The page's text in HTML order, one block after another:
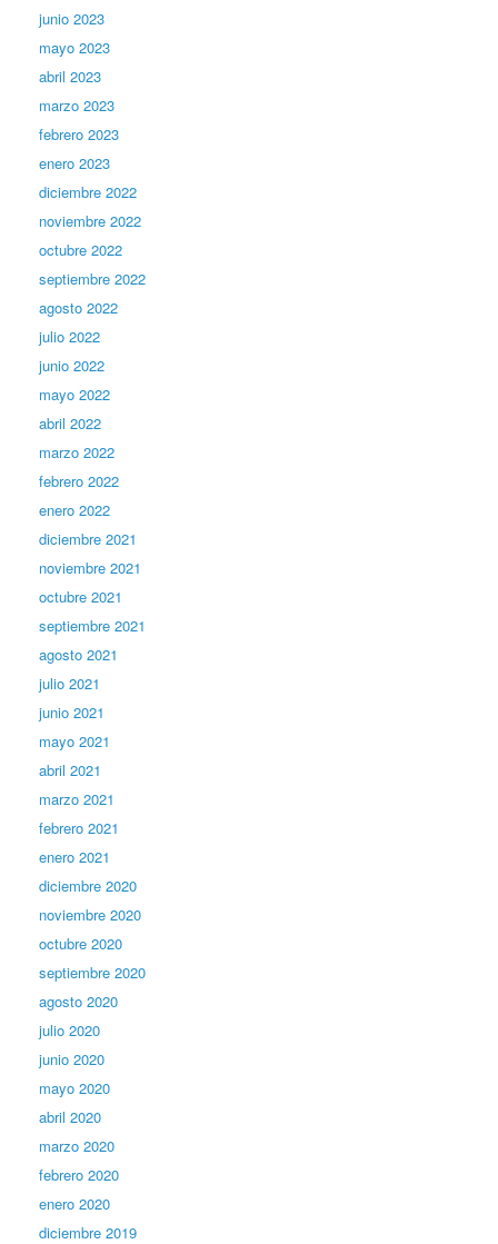
junio 2023
mayo 2023
abril 2023
marzo 2023
febrero 2023
enero 2023
diciembre 2022
noviembre 2022
octubre 2022
septiembre 2022
agosto 2022
julio 2022
junio 2022
mayo 2022
abril 2022
marzo 2022
febrero 2022
enero 2022
diciembre 2021
noviembre 2021
octubre 2021
septiembre 2021
agosto 2021
julio 2021
junio 2021
mayo 2021
abril 2021
marzo 2021
febrero 2021
enero 2021
diciembre 2020
noviembre 2020
octubre 2020
septiembre 2020
agosto 2020
julio 2020
junio 2020
mayo 2020
abril 2020
marzo 2020
febrero 2020
enero 2020
diciembre 2019